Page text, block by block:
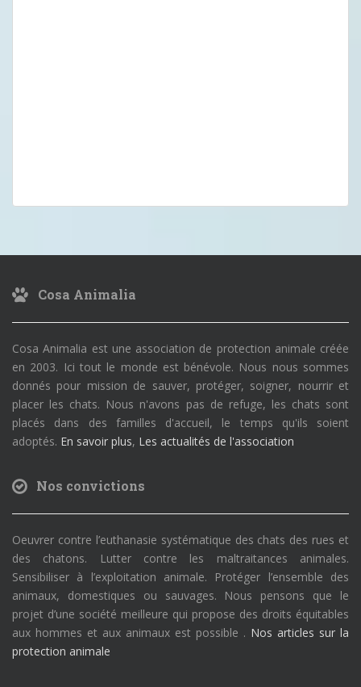
Cosa Animalia
Cosa Animalia est une association de protection animale créée
en 2003. Ici tout le monde est bénévole. Nous nous sommes
donnés pour mission de sauver, protéger, soigner, nourrir et
placer les chats. Nous n'avons pas de refuge, les chats sont
placés dans des familles d'accueil, le temps qu'ils soient
adoptés. En savoir plus, Les actualités de l'association
Nos convictions
Oeuvrer contre l’euthanasie systématique des chats des rues et
des chatons. Lutter contre les maltraitances animales.
Sensibiliser à l’exploitation animale. Protéger l’ensemble des
animaux, domestiques ou sauvages. Nous pensons que le
projet d’une société meilleure qui propose des droits équitables
aux hommes et aux animaux est possible . Nos articles sur la
protection animale